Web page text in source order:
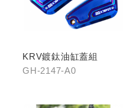
KRV鍍鈦油缸蓋組
GH-2147-A0